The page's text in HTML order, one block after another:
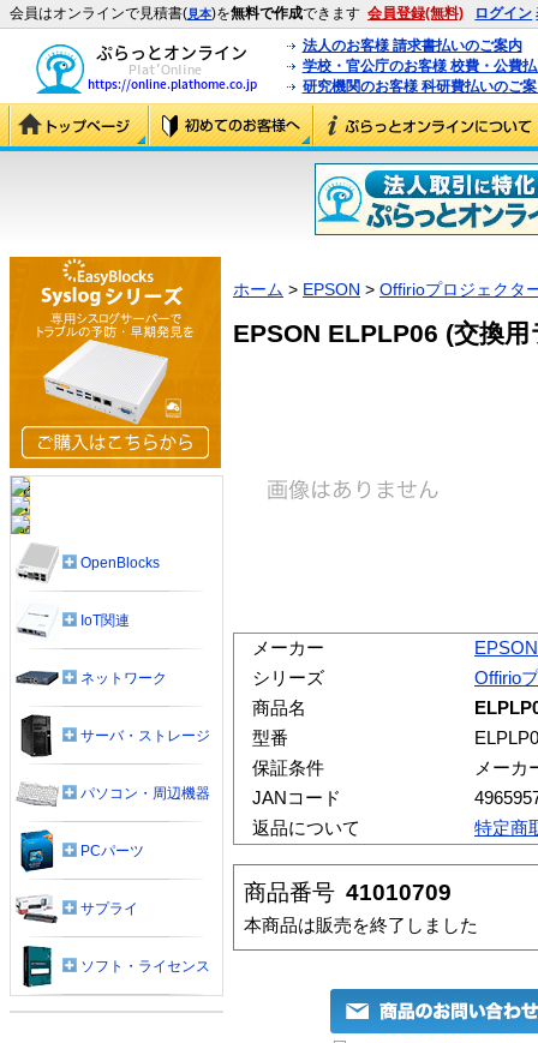
会員はオンラインで見積書(見本)を無料で作成できます 会員登録(無料) ログイン
法人のお客様 請求書払いのご案内
学校・官公庁のお客様 校費・公費
研究機関のお客様 科研費払いのご
ホーム > EPSON > Offirioプロジェクタ
EPSON ELPLP06 (交換
メーカー
EPSON
シリーズ
Offirio
商品名
型番
保証条件
メーカ
JANコード
返品について
特定商
商品番号 41010709
本商品は販売を終了しました
OpenBlocks
IoT関連
ネットワーク
サーバ・ストレージ
パソコン・周辺機器
PCパーツ
サプライ
ソフト・ライセンス